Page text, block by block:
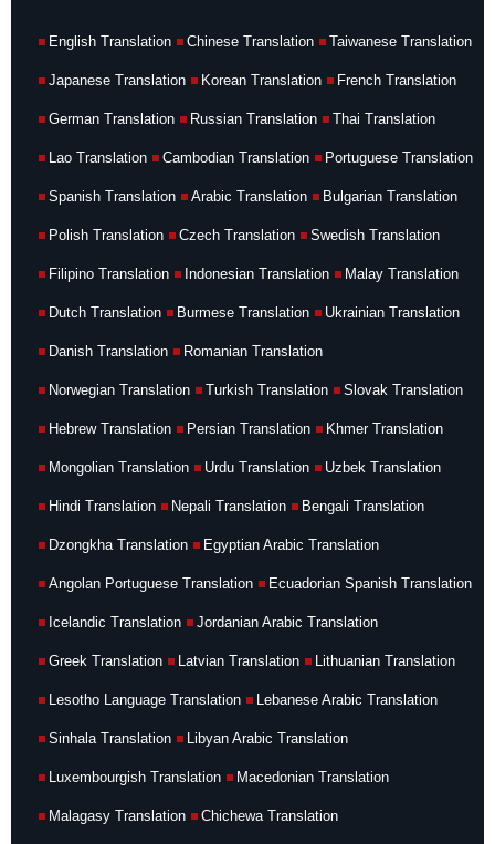
English Translation Chinese Translation Taiwanese Translation
Japanese Translation Korean Translation French Translation
German Translation Russian Translation Thai Translation
Lao Translation Cambodian Translation Portuguese Translation
Spanish Translation Arabic Translation Bulgarian Translation
Polish Translation Czech Translation Swedish Translation
Filipino Translation Indonesian Translation Malay Translation
Dutch Translation Burmese Translation Ukrainian Translation
Danish Translation Romanian Translation
Norwegian Translation Turkish Translation Slovak Translation
Hebrew Translation Persian Translation Khmer Translation
Mongolian Translation Urdu Translation Uzbek Translation
Hindi Translation Nepali Translation Bengali Translation
Dzongkha Translation Egyptian Arabic Translation
Angolan Portuguese Translation Ecuadorian Spanish Translation
Icelandic Translation Jordanian Arabic Translation
Greek Translation Latvian Translation Lithuanian Translation
Lesotho Language Translation Lebanese Arabic Translation
Sinhala Translation Libyan Arabic Translation
Luxembourgish Translation Macedonian Translation
Malagasy Translation Chichewa Translation